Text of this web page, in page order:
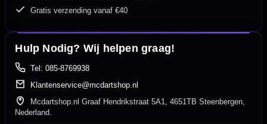
Gratis verzending vanaf €40
Hulp Nodig? Wij helpen graag!
Tel: 085-8769938
Klantenservice@mcdartshop.nl
Mcdartshop.nl Graaf Hendrikstraat 5A1, 4651TB Steenbergen,
Nederland.